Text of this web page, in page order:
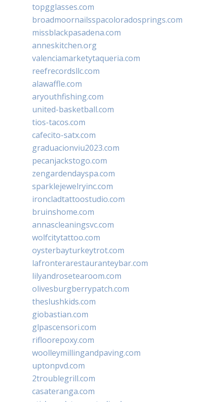
topgglasses.com
broadmoornailsspacoloradosprings.com
missblackpasadena.com
anneskitchen.org
valenciamarketytaqueria.com
reefrecordsllc.com
alawaffle.com
aryouthfishing.com
united-basketball.com
tios-tacos.com
cafecito-satx.com
graduacionviu2023.com
pecanjackstogo.com
zengardendayspa.com
sparklejewelryinc.com
ironcladtattoostudio.com
bruinshome.com
annascleaningsvc.com
wolfcitytattoo.com
oysterbayturkeytrot.com
lafronterarestauranteybar.com
lilyandrosetearoom.com
olivesburgberrypatch.com
theslushkids.com
giobastian.com
glpascensori.com
rifloorepoxy.com
woolleymillingandpaving.com
uptonpvd.com
2troublegrill.com
casateranga.com